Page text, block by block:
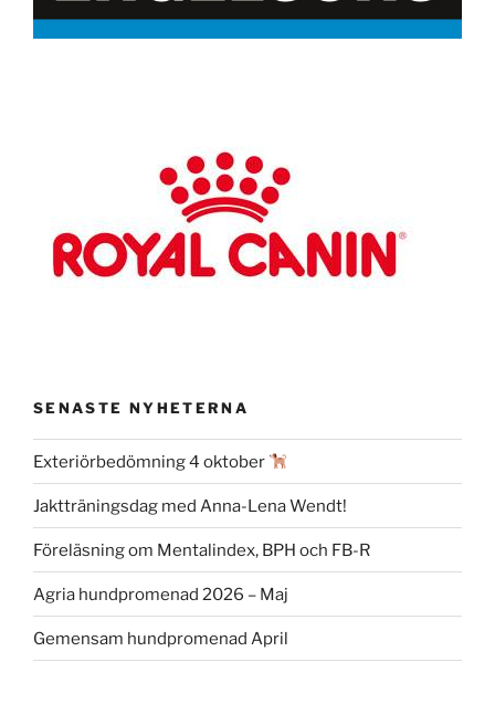
SENASTE NYHETERNA
Exteriörbedömning 4 oktober
Jaktträningsdag med Anna-Lena Wendt!
Föreläsning om Mentalindex, BPH och FB-R
Agria hundpromenad 2026 – Maj
Gemensam hundpromenad April